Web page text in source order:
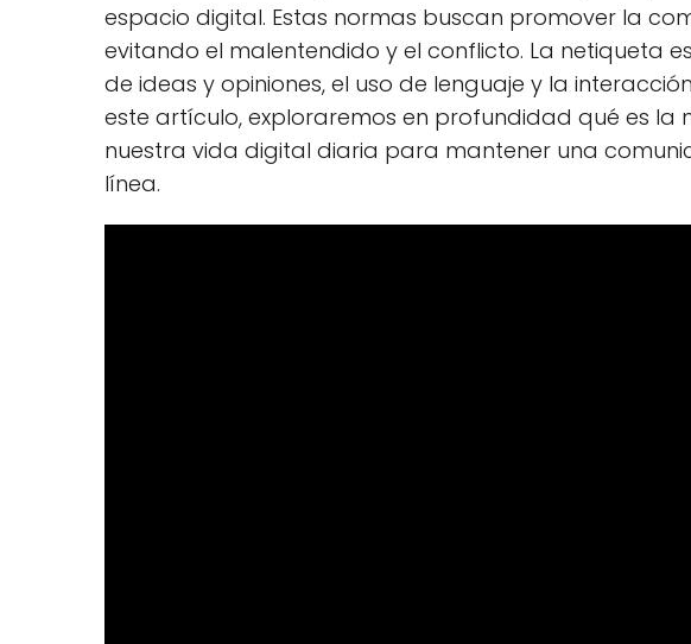
espacio digital. Estas normas buscan promover la
evitando el malentendido y el conflicto. La netiqueta
de ideas y opiniones, el uso de lenguaje y la
este artículo, exploraremos en profundidad qué es la
nuestra vida digital diaria para mantener una
línea.